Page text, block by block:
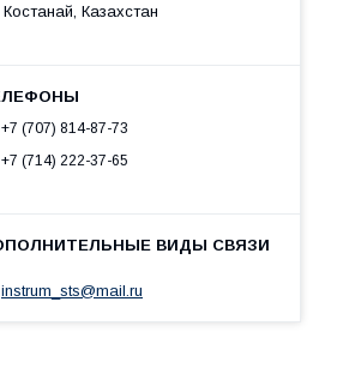
Костанай, Казахстан
+7 (707) 814-87-73
+7 (714) 222-37-65
instrum_sts@mail.ru